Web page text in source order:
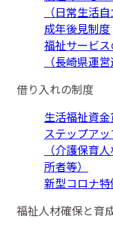
（日常生活
成年後見制度
福祉サービ
（長崎県運
借り入れの制度
生活福祉資
ステップア
（介護保育
所者等）
新型コロナ
福祉人材確保と育